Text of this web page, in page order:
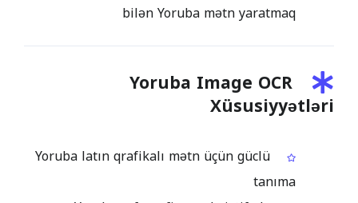
bilən Yoruba mətn yaratmaq
Yoruba Image OCR
Xüsusiyyətləri
Yoruba latın qrafikalı mətn üçün güclü
tanıma